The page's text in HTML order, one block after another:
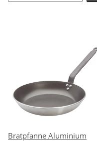
Bratpfanne Aluminium